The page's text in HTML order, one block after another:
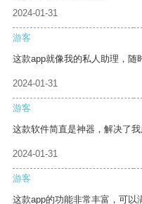
2024-01-31
游客
这款app就像我的私人助理，随
2024-01-31
游客
这款软件简直是神器，解决了我
2024-01-31
游客
这款app的功能非常丰富，可以